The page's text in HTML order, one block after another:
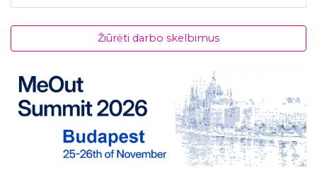
Žiūrėti darbo skelbimus